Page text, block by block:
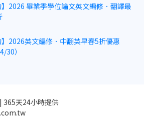
】2026 畢業季學位論文英文編修．翻譯最
】2026英文編修．中翻英早春5折優惠
30）
365天24小時提供